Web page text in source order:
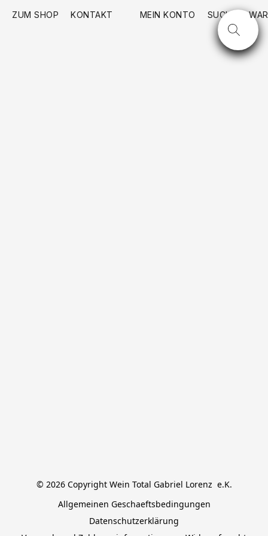
ZUM SHOP KONTAKT MEIN KONTO SUCHE
© 2026 Copyright Wein Total Gabriel Lorenz  e.K.
Allgemeinen Geschaeftsbedingungen
Datenschutzerklärung